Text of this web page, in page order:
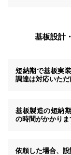
基板設計
短納期で基板実
調達は対応いただ
基板製造の短納
の時間がかかりま
依頼した場合、